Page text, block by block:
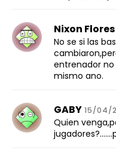
Nixon Flores
No se si las
entrenador no
mismo ano.
GABY 15/04/
Quien